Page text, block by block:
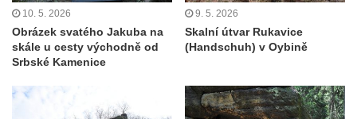
10. 5. 2026
Obrázek svatého Jakuba na
skále u cesty východně od
Srbské Kamenice
9. 5. 2026
Skalní útvar Rukavice
(Handschuh) v Oybině